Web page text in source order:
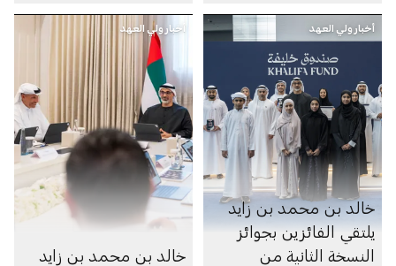
أخبار ولي العهد
خالد بن محمد بن زايد
يلتقي الفائزين بجوائز
النسخة الثانية من
أخبار ولي العهد
خالد بن محمد بن زايد